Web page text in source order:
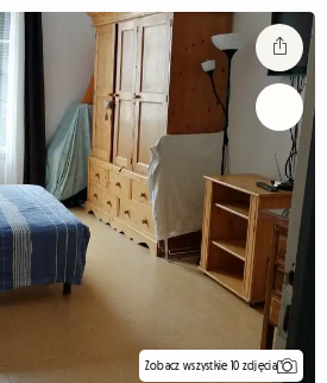
Zobacz wszystkie 10 zdjęcia